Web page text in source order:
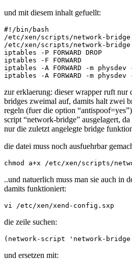
und mit diesem inhalt gefuellt:
#!/bin/bash
/etc/xen/scripts/network-bridge
/etc/xen/scripts/network-bridge
iptables -P FORWARD DROP
iptables -F FORWARD
iptables -A FORWARD -m
zur erklaerung: dieser wrapper ruft nur
bridges zweimal auf, damits halt zwei
regeln (fuer die option
script “network-bridge” ausgelagert,
nur die zuletzt angelegte bridge
die datei muss noch ausfuehrbar
..und natuerlich muss man sie auch in
damits funktioniert:
die zeile suchen:
und ersetzen mit: